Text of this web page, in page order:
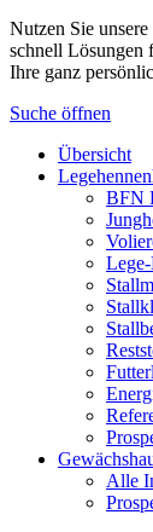
Nutzen Sie
schnell Lösungen
Ihre ganz
Suche öffnen
Übersicht
BFN
Alle